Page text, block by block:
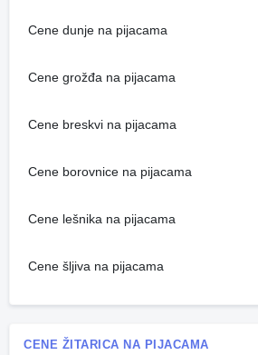
Cene dunje na pijacama
Cene grožđa na pijacama
Cene breskvi na pijacama
Cene borovnice na pijacama
Cene lešnika na pijacama
Cene šljiva na pijacama
CENE ŽITARICA NA PIJACAMA